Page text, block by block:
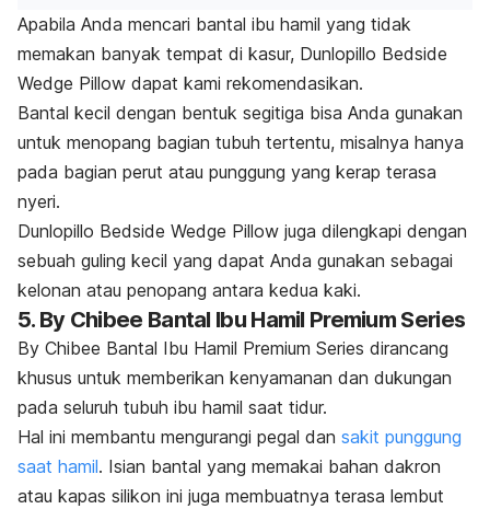
Apabila Anda mencari bantal ibu hamil yang tidak
memakan banyak tempat di kasur, Dunlopillo Bedside
Wedge Pillow dapat kami rekomendasikan.
Bantal kecil dengan bentuk segitiga bisa Anda gunakan
untuk menopang bagian tubuh tertentu, misalnya hanya
pada bagian perut atau punggung yang kerap terasa
nyeri.
Dunlopillo Bedside Wedge Pillow juga dilengkapi dengan
sebuah guling kecil yang dapat Anda gunakan sebagai
kelonan atau penopang antara kedua kaki.
5. By Chibee Bantal Ibu Hamil Premium Series
By Chibee Bantal Ibu Hamil Premium Series dirancang
khusus untuk memberikan kenyamanan dan dukungan
pada seluruh tubuh ibu hamil saat tidur.
Hal ini membantu mengurangi pegal dan sakit punggung
saat hamil. Isian bantal yang memakai bahan dakron
atau kapas silikon ini juga membuatnya terasa lembut